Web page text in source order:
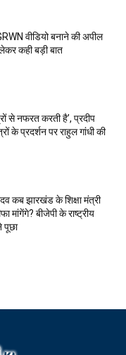
वीडियो बनाने की अपील
कही बड़ी बात
से नफरत करती है’, प्रदीप
के प्रदर्शन पर राहुल गांधी की
कब झारखंड के शिक्षा मंत्री
मांगेंगे? बीजेपी के राष्ट्रीय
पूछा